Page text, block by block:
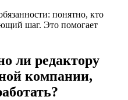
понятно, кто
шаг. Это помогает
ли редактору
компании,